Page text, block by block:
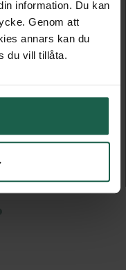
information. Du kan
Genom att
annars kan du
du vill tillåta.
ANITA 2 M²
kr